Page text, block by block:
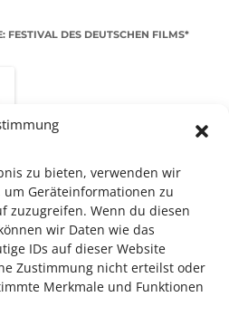
zu bieten, verwenden wir
um Geräteinformationen zu
zuzugreifen. Wenn du diesen
wir Daten wie das
IDs auf dieser Website
Zustimmung nicht erteilst oder
Merkmale und Funktionen
FESTIVAL DES DEUTSCHEN FILMS*
dasFestival des deutschen
September